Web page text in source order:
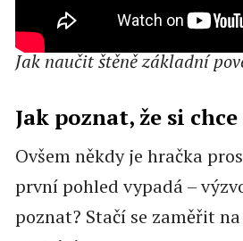
Jak naučit štěně základní
Jak poznat, že si
Ovšem někdy je hračka
první pohled vypadá –
poznat? Stačí se zaměřit